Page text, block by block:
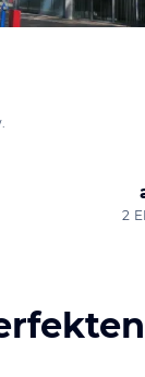
2